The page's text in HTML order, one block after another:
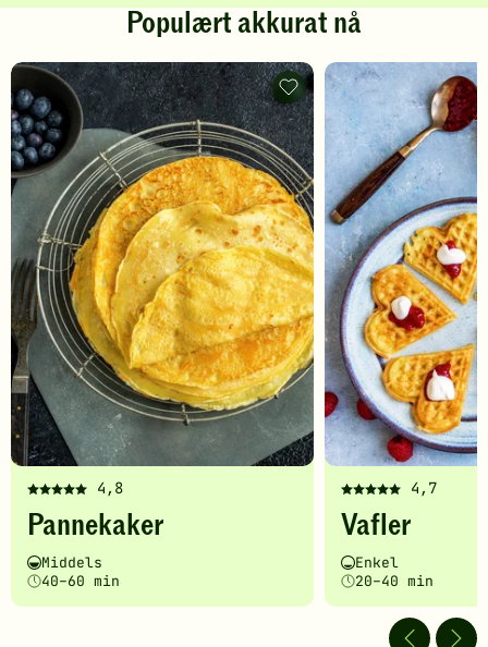
Populært akkurat nå
4,8
Denne
oppskriften
fått
5
av
Pannekaker
Vanskelighetsgrad
Middels
Tilberedningstid
40–60 min
Pannekaker
-
legg
til
favoritter
4,7
Denne
oppskriften
fått
5
av
Vafler
Vanskelighetsgrad
Enkel
Tilberedningstid
20–40 min